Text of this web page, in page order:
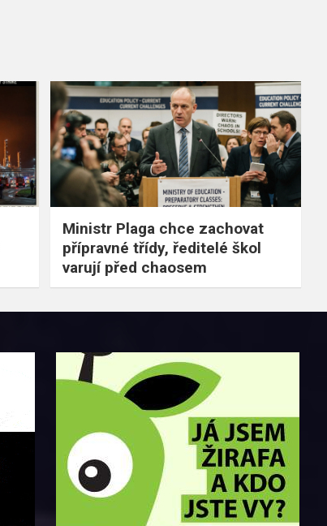
Ministr Plaga chce zachovat
přípravné třídy, ředitelé škol
varují před chaosem